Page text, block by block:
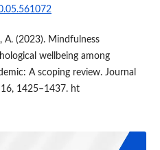
A. (2023). Mindfulness
wellbeing among
A scoping review. Journal
1425–1437. ht